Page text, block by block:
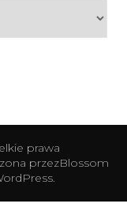
prawa
przezBlossom
.